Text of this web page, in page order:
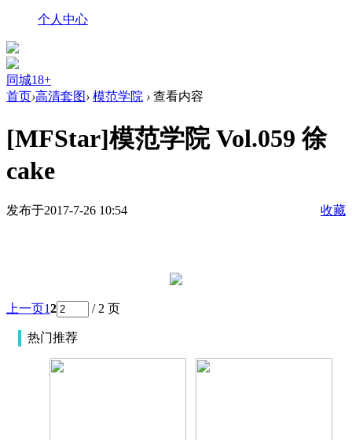
个人中心
同城18+
首页›高清套图› 模范学院 › 查看内容
[MFStar]模范学院 Vol.059 徐
cake
发布于2017-7-26 10:54 收藏
上一页12 / 2 页
热门推荐